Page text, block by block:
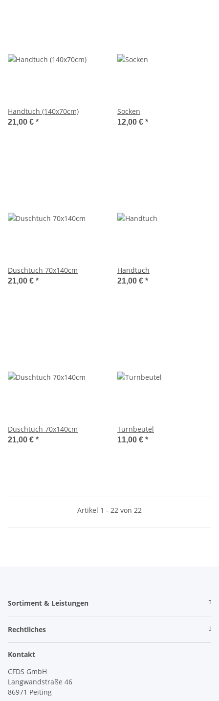
Handtuch (140x70cm)
21,00 € *
Socken
12,00 € *
Duschtuch 70x140cm
21,00 € *
Handtuch
21,00 € *
Duschtuch 70x140cm
21,00 € *
Turnbeutel
11,00 € *
Artikel 1 - 22 von 22
Sortiment & Leistungen
Rechtliches
Kontakt
CFDS GmbH
Langwandstraße 46
86971 Peiting